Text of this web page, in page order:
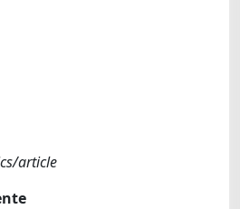
article